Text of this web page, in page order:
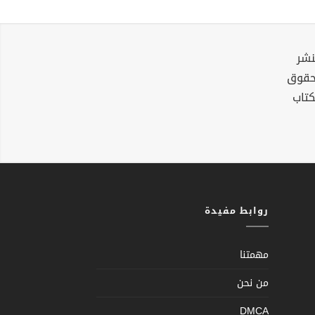
روابط مفيدة
مهمتنا
من نحن
DMCA